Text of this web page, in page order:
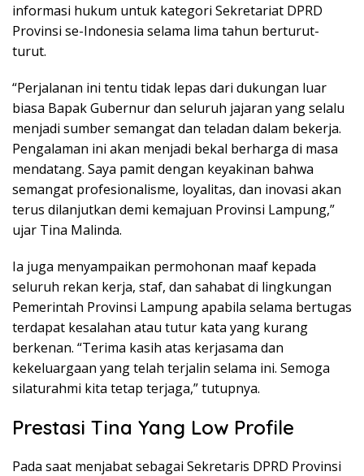
informasi hukum untuk kategori Sekretariat DPRD
Provinsi se-Indonesia selama lima tahun berturut-
turut.
“Perjalanan ini tentu tidak lepas dari dukungan luar
biasa Bapak Gubernur dan seluruh jajaran yang selalu
menjadi sumber semangat dan teladan dalam bekerja.
Pengalaman ini akan menjadi bekal berharga di masa
mendatang. Saya pamit dengan keyakinan bahwa
semangat profesionalisme, loyalitas, dan inovasi akan
terus dilanjutkan demi kemajuan Provinsi Lampung,”
ujar Tina Malinda.
Ia juga menyampaikan permohonan maaf kepada
seluruh rekan kerja, staf, dan sahabat di lingkungan
Pemerintah Provinsi Lampung apabila selama bertugas
terdapat kesalahan atau tutur kata yang kurang
berkenan. “Terima kasih atas kerjasama dan
kekeluargaan yang telah terjalin selama ini. Semoga
silaturahmi kita tetap terjaga,” tutupnya.
Prestasi Tina Yang Low Profile
Pada saat menjabat sebagai Sekretaris DPRD Provinsi